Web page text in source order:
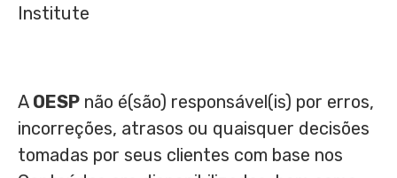
Institute
A OESP não é(são) responsável(is) por erros,
incorreções, atrasos ou quaisquer decisões
tomadas por seus clientes com base nos